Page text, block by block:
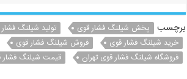
برچسب پخش شیلنگ فشار قوی
تولید شیلنگ
خرید شیلنگ فشار قوی
فروش شیلنگ فشار قوی
فروشگاه شیلنگ فشار قوی تهران
قیمت شیلنگ فشار